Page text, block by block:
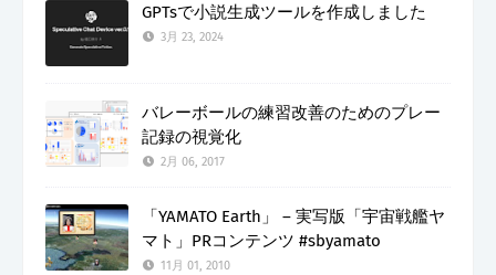
GPTsで小説生成ツールを作成しました
3月 23, 2024
バレーボールの練習改善のためのプレー
記録の視覚化
2月 06, 2017
「YAMATO Earth」 – 実写版「宇宙戦艦ヤ
マト」PRコンテンツ #sbyamato
11月 01, 2010